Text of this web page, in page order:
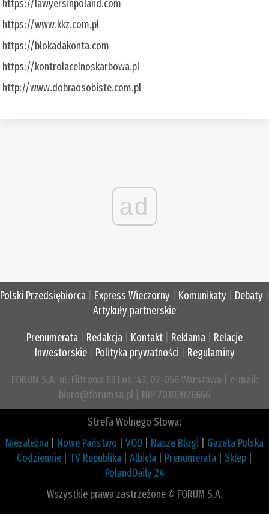
https://lawyersinpoland.com
https://www.kkz.com.pl
https://blokadakonta.com
https://kontrolacelnoskarbowa.pl
http://www.dobraosobiste.com.pl
ad
Polski Przedsiębiorca Express Wieczorny Komunikaty Debaty
Artykuły partnerskie
Prenumerata Redakcja Kontakt Reklama
Relacje
Inwestorskie| Polityka prywatności Regulaminy
FORUM S.A. ul. Filtrowa 63 Lok. 43, 02-056 Warszawa | e-mail:
biuro@forumsa.pl | NIP 70103076666
Strefa Wolnego Słowa:
Niezależna
Nowe Państwo VOD Nasze Blogi
Gazeta Polska
Codziennie
TV Republika Albicla Prenumerata Sklep
PolandDaily 24
Wszystkie prawa zastrzeżone © FORUM S.A.